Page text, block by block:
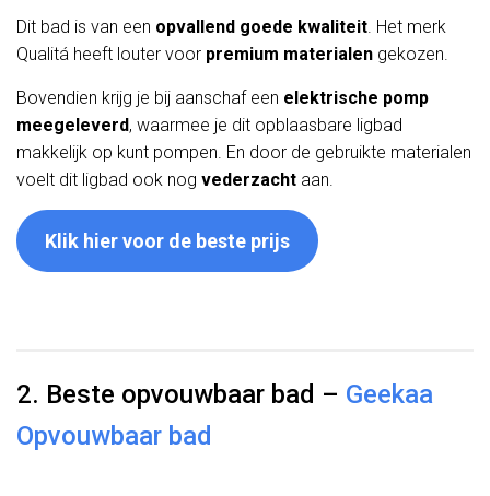
Dit bad is van een opvallend goede kwaliteit. Het merk
Qualitá heeft louter voor premium materialen gekozen.
Bovendien krijg je bij aanschaf een elektrische pomp
meegeleverd, waarmee je dit opblaasbare ligbad
makkelijk op kunt pompen. En door de gebruikte materialen
voelt dit ligbad ook nog vederzacht aan.
Klik hier voor de beste prijs
2. Beste opvouwbaar bad – Geekaa
Opvouwbaar bad